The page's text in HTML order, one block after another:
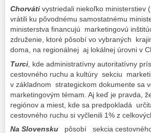
Chorváti vystriedali niekoľko ministerstiev
vrátili ku pôvodnému samostatnému
ministerstva financujú marketingovú
združenie, ktoré pôsobí vo vybraných
doma, na regionálnej aj lokálnej úrovni v
Turci kde administratívny autoritatívny
cestovného ruchu a kultúry sekciu
v základnom strategickom dokumente
marketingovým témam. Aj keď je pravda,
regiónov a miest, kde sa predpokladá
cestovného ruchu si vyčlenili 1% z
Na Slovensku pôsobí sekcia